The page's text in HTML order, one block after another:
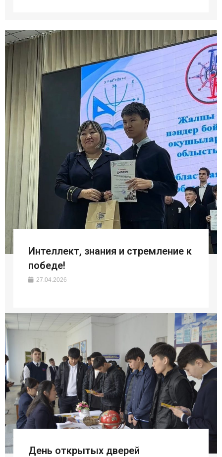
Интеллект, знания и стремление к
победе!
27.04.2026
День открытых дверей